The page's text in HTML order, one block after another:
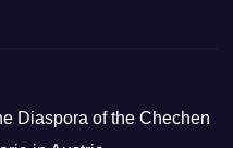
Diaspora of the Chechen